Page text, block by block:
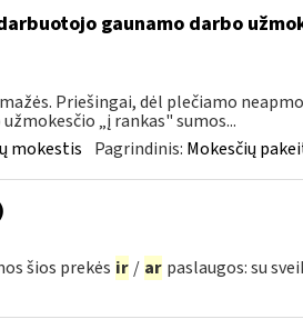
gaunamo darbo
Priešingai, dėl plečiamo
„į rankas" sumos...
mokestis Pagrindinis: Mokesčių
šios prekės ir / ar paslaugos: su